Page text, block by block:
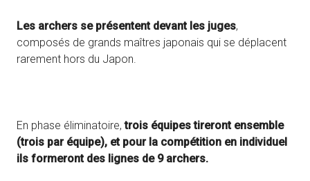
Les archers se présentent devant les juges,
composés de grands maîtres japonais qui se déplacent
rarement hors du Japon.
En phase éliminatoire,trois équipes tireront ensemble
(trois par équipe), et pour la compétition en individuel
ils formeront des lignes de 9 archers.